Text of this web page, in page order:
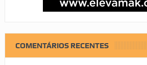
COMENTÁRIOS RECENTES